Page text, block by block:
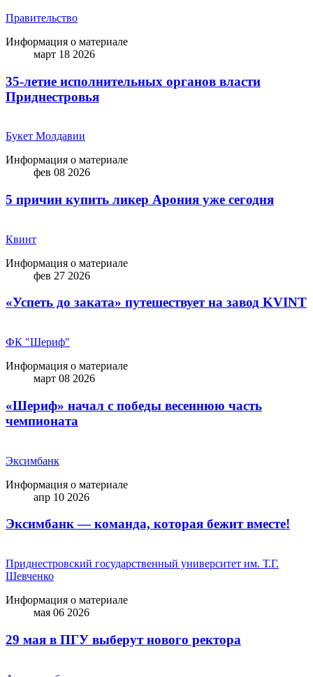
Правительство
Информация о материале
март 18 2026
35-летие исполнительных органов власти
Приднестровья
Букет Молдавии
Информация о материале
фев 08 2026
5 причин купить ликep Арония уже сегодня
Квинт
Информация о материале
фев 27 2026
«Успеть до заката» путешествует на завод KVINT
ФК "Шериф"
Информация о материале
март 08 2026
«Шериф» начал с победы весеннюю часть
чемпионата
Эксимбанк
Информация о материале
апр 10 2026
Эксимбанк — команда, которая бежит вместе!
Приднестровский государственный университет им. Т.Г.
Шевченко
Информация о материале
мая 06 2026
29 мая в ПГУ выберут нового ректора